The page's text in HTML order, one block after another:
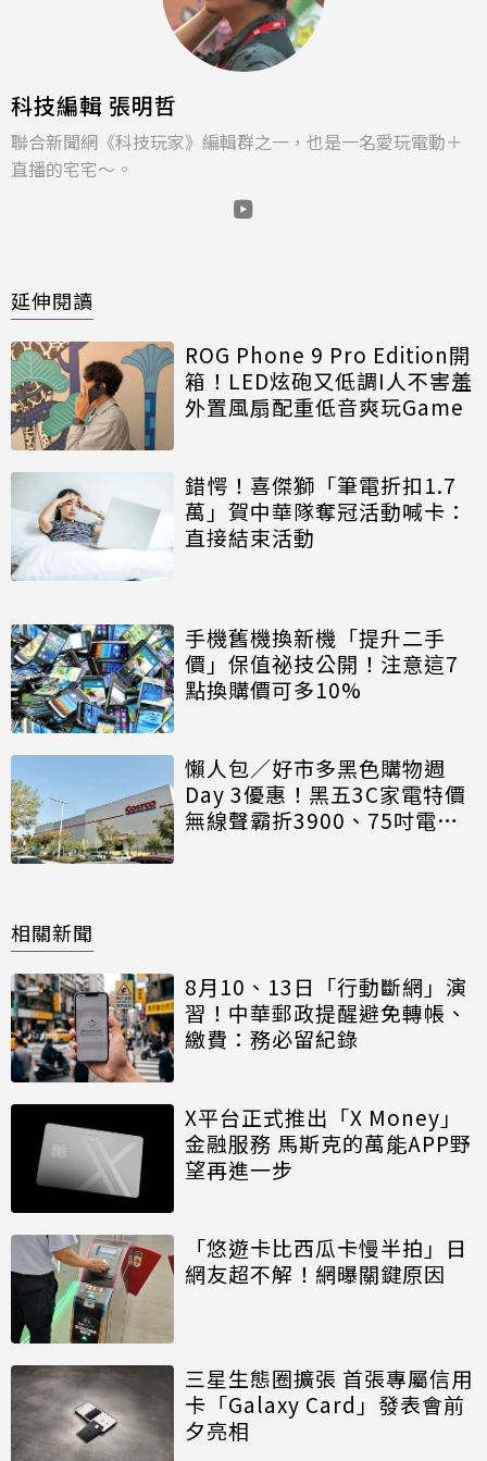
科技編輯 張明哲
聯合新聞網《科技玩家》編輯群之一，也是一名愛玩電動＋
直播的宅宅～。
延伸閱讀
ROG Phone 9 Pro Edition開
箱！LED炫砲又低調I人不害羞
外置風扇配重低音爽玩Game
錯愕！喜傑獅「筆電折扣1.7
萬」賀中華隊奪冠活動喊卡：
直接結束活動
手機舊機換新機「提升二手
價」保值祕技公開！注意這7
點換購價可多10%
懶人包／好市多黑色購物週
Day 3優惠！黑五3C家電特價
無線聲霸折3900、75吋電視
相關新聞
8月10、13日「行動斷網」演
習！中華郵政提醒避免轉帳、
繳費：務必留紀錄
X平台正式推出「X Money」
金融服務 馬斯克的萬能APP野
望再進一步
「悠遊卡比西瓜卡慢半拍」日
網友超不解！網曝關鍵原因
三星生態圈擴張 首張專屬信用
卡「Galaxy Card」發表會前
夕亮相